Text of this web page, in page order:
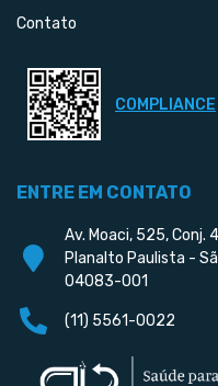
Contato
COMPLIANCE
ENTRE EM CONTATO
Av. Moaci, 525, Conj.
Planalto Paulista -
04083-001
(11) 5561-0022